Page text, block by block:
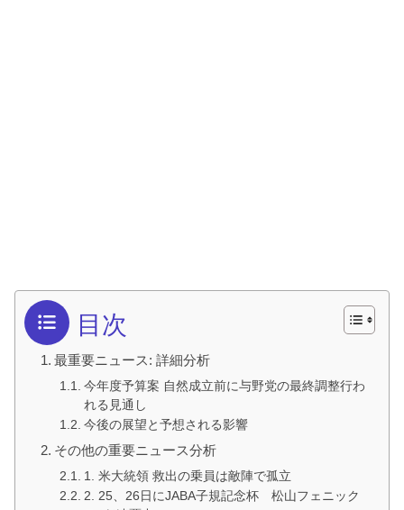
目次
最重要ニュース: 詳細分析
今年度予算案 自然成立前に与野党の最終調整行わ
れる見通し
今後の展望と予想される影響
その他の重要ニュース分析
1. 米大統領 救出の乗員は敵陣で孤立
2. 25、26日にJABA子規記念杯 松山フェニック